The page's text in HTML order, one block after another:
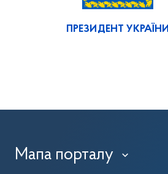
ПРЕЗИДЕНТ УКРАЇНИ
Мапа порталу ›